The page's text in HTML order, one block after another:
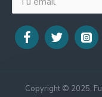
Copyright © 2025,